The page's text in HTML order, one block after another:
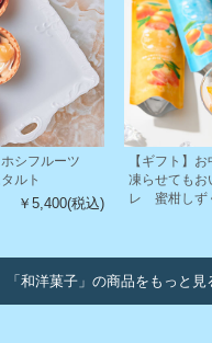
シフルーツ
ルト
￥5,400(税込)
【ギフト】
凍らせてもお
レ 蜜柑しず
「和洋菓子」の商品をもっと見